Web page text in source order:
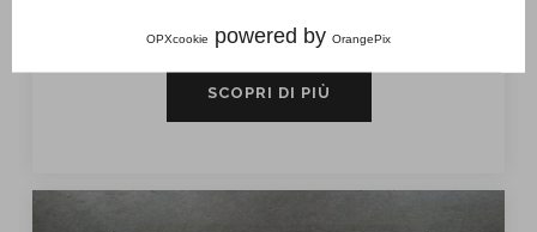
OPXcookie powered by OrangePix
SCOPRI DI PIÙ